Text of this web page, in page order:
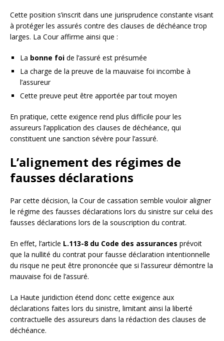
Cette position s’inscrit dans une jurisprudence constante visant
à protéger les assurés contre des clauses de déchéance trop
larges. La Cour affirme ainsi que :
La bonne foi de l’assuré est présumée
La charge de la preuve de la mauvaise foi incombe à
l’assureur
Cette preuve peut être apportée par tout moyen
En pratique, cette exigence rend plus difficile pour les
assureurs l’application des clauses de déchéance, qui
constituent une sanction sévère pour l’assuré.
L’alignement des régimes de
fausses déclarations
Par cette décision, la Cour de cassation semble vouloir aligner
le régime des fausses déclarations lors du sinistre sur celui des
fausses déclarations lors de la souscription du contrat.
En effet, l’article L.113-8 du Code des assurances prévoit
que la nullité du contrat pour fausse déclaration intentionnelle
du risque ne peut être prononcée que si l’assureur démontre la
mauvaise foi de l’assuré.
La Haute juridiction étend donc cette exigence aux
déclarations faites lors du sinistre, limitant ainsi la liberté
contractuelle des assureurs dans la rédaction des clauses de
déchéance.